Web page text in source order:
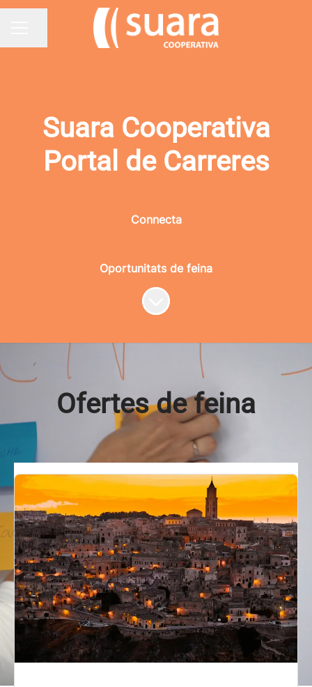
MENÚ BORSA DE TREBALL
Compartir pàgina
Suara Cooperativa
Portal de Carreres
Connecta
Oportunitats de feina
Desplaçar cap al contingut
Ofertes de feina